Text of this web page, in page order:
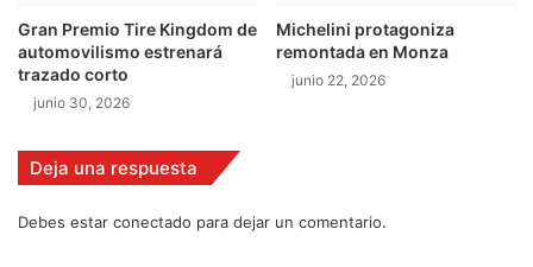
m
2
0
s
p
u
e
Gran Premio Tire Kingdom de
automovilismo estrenará
trazado corto
junio 30, 2026
Michelini protagoniza
remontada en Monza
junio 22, 2026
Deja una respuesta
Debes estar conectado para dejar un comentario.